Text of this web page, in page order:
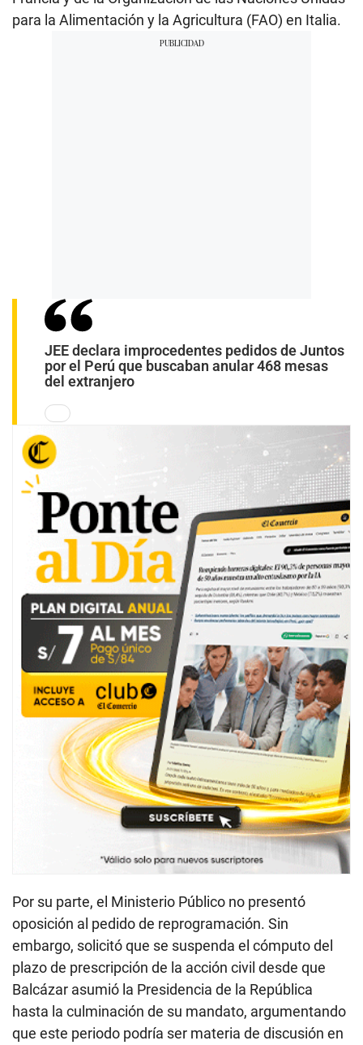
para la Alimentación y la Agricultura (FAO) en Italia.
JEE declara improcedentes pedidos de Juntos
por el Perú que buscaban anular 468 mesas
del extranjero
Por su parte, el Ministerio Público no presentó
oposición al pedido de reprogramación. Sin
embargo, solicitó que se suspenda el cómputo del
plazo de prescripción de la acción civil desde que
Balcázar asumió la Presidencia de la República
hasta la culminación de su mandato, argumentando
que este periodo podría ser materia de discusión en